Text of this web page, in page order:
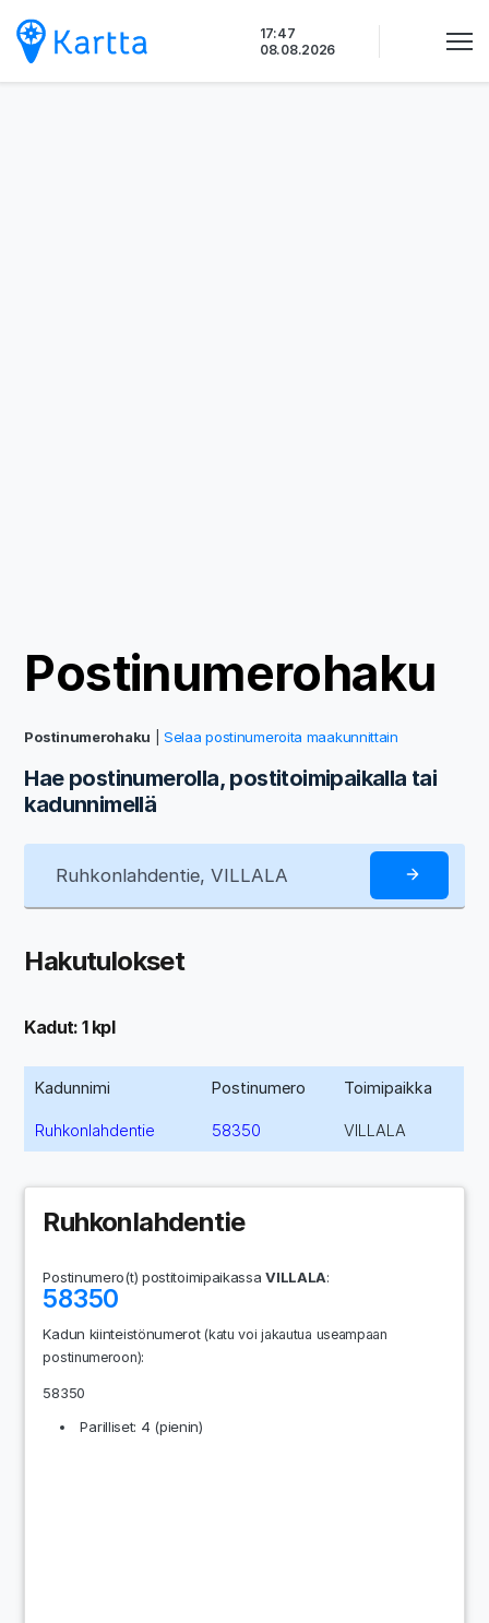
sisältöön
17:47
08.08.2026
Postinumerohaku
Postinumerohaku |Selaa postinumeroita maakunnittain
Hae postinumerolla, postitoimipaikalla tai
kadunnimellä
Hakutulokset
Kadut: 1 kpl
Kadunnimi Postinumero Toimipaikka
Ruhkonlahdentie 58350 VILLALA
Ruhkonlahdentie
Postinumero(t) postitoimipaikassaVILLALA:
58350
Kadun kiinteistönumerot(katu voi jakautua useampaan
postinumeroon):
58350
Parilliset: 4 (pienin)